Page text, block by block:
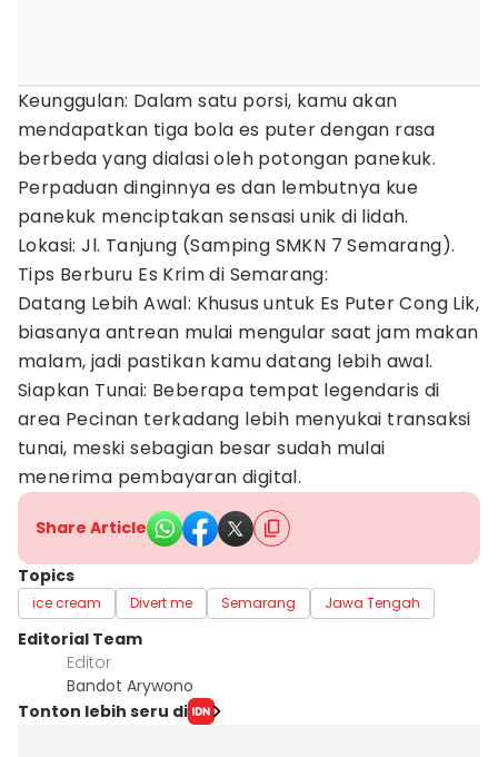
Keunggulan: Dalam satu porsi, kamu akan
mendapatkan tiga bola es puter dengan rasa
berbeda yang dialasi oleh potongan panekuk.
Perpaduan dinginnya es dan lembutnya kue
panekuk menciptakan sensasi unik di lidah.
Lokasi: Jl. Tanjung (Samping SMKN 7 Semarang).
Tips Berburu Es Krim di Semarang:
Datang Lebih Awal: Khusus untuk Es Puter Cong Lik,
biasanya antrean mulai mengular saat jam makan
malam, jadi pastikan kamu datang lebih awal.
Siapkan Tunai: Beberapa tempat legendaris di
area Pecinan terkadang lebih menyukai transaksi
tunai, meski sebagian besar sudah mulai
menerima pembayaran digital.
Share Article
Topics
ice cream Divert me Semarang Jawa Tengah
Editorial Team
Editor
Bandot Arywono
Tonton lebih seru di